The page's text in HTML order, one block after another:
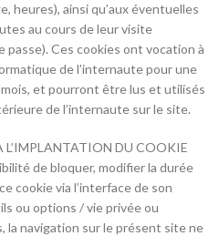
heures), ainsi qu’aux éventuelles
au cours de leur visite
passe). Ces cookies ont vocation à
de l’internaute pour une
mois, et pourront être lus et utilisés
de l’internaute sur le site.
DU COOKIE
de bloquer, modifier la durée
cookie via l’interface de son
ou options / vie privée ou
la navigation sur le présent site ne